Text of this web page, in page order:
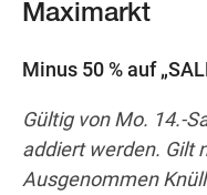
Maximarkt
Minus 50 % auf
Gültig von Mo. 14.-
addiert werden. Gilt
Ausgenommen